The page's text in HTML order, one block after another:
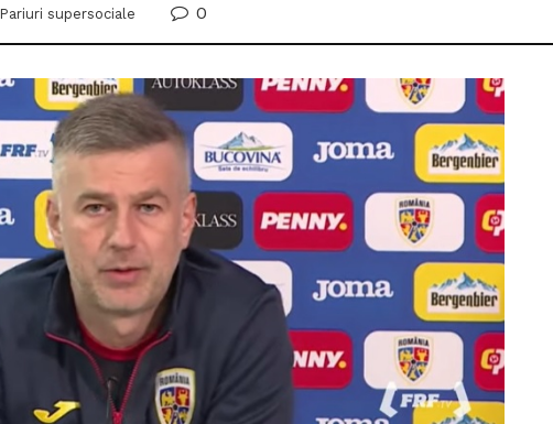
Pariuri supersociale 0